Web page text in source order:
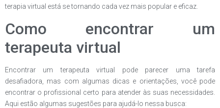
terapia virtual está se tornando cada vez mais popular e eficaz.
Como encontrar um
terapeuta virtual
Encontrar um terapeuta virtual pode parecer uma tarefa
desafiadora, mas com algumas dicas e orientações, você pode
encontrar o profissional certo para atender às suas necessidades.
Aqui estão algumas sugestões para ajudá-lo nessa busca: